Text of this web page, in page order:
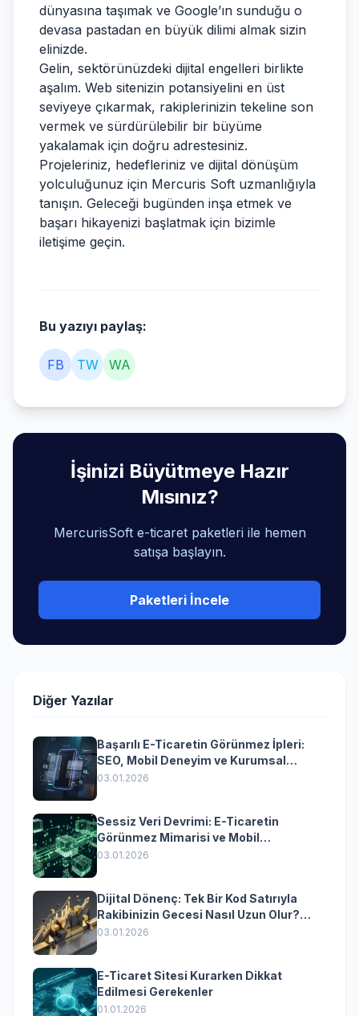
dünyasına taşımak ve Google’ın sunduğu o
devasa pastadan en büyük dilimi almak sizin
elinizde.
Gelin, sektörünüzdeki dijital engelleri birlikte
aşalım. Web sitenizin potansiyelini en üst
seviyeye çıkarmak, rakiplerinizin tekeline son
vermek ve sürdürülebilir bir büyüme
yakalamak için doğru adrestesiniz.
Projeleriniz, hedefleriniz ve dijital dönüşüm
yolculuğunuz için Mercuris Soft uzmanlığıyla
tanışın. Geleceği bugünden inşa etmek ve
başarı hikayenizi başlatmak için bizimle
iletişime geçin.
Bu yazıyı paylaş:
FB TW WA
İşinizi Büyütmeye Hazır
Mısınız?
MercurisSoft e-ticaret paketleri ile hemen
satışa başlayın.
Paketleri İncele
Diğer Yazılar
Başarılı E-Ticaretin Görünmez İpleri:
SEO, Mobil Deneyim ve Kurumsal
Yazılımın Kazandıran Senkronizasyonu
03.01.2026
Sessiz Veri Devrimi: E-Ticaretin
Görünmez Mimarisi ve Mobil
Dönüşümün Kurumsal Anahtarı
03.01.2026
Dijital Dönenç: Tek Bir Kod Satırıyla
Rakibinizin Gecesi Nasıl Uzun Olur?
(Kurumsal Yazılımın Güçlü Rolü)
03.01.2026
E-Ticaret Sitesi Kurarken Dikkat
Edilmesi Gerekenler
01.01.2026